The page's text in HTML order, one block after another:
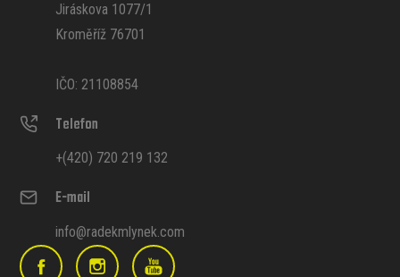
Jiráskova 1077/1
Kroměříž 76701
IČO: 21108854
Telefon
+(420) 720 219 132
E-mail
info@radekmlynek.com